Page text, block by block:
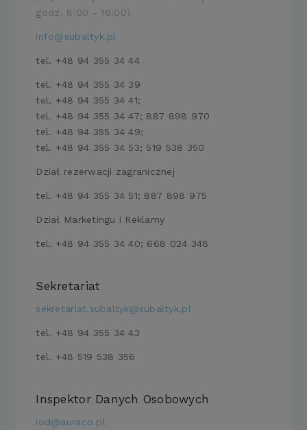
godz. 8:00 - 16:00)
info@subaltyk.pl
tel. +48 94 355 34 44
tel. +48 94 355 34 39
tel. +48 94 355 34 41;
tel. +48 94 355 34 47; 887 898 970
tel. +48 94 355 34 49;
tel. +48 94 355 34 53; 519 538 350
Dział rezerwacji zagranicznej
tel. +48 94 355 34 51; 887 898 975
Dział Marketingu i Reklamy
tel. +48 94 355 34 40; 668 024 348
Sekretariat
sekretariat.subaltyk@subaltyk.pl
tel. +48 94 355 34 43
tel. +48 519 538 356
Inspektor Danych Osobowych
iod@auraco.pl